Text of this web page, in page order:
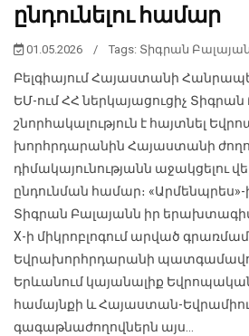
ընդունելու համար
01.05.2026 / Tags: Տիգրան Բալայան
Բելգիայում Հայաստանի
ԵՄ-ում ՀՀ ներկայացուցիչ
շնորհակալություն է հայտնել
խորհրդարանին Հայաստանի
դիմակայունությանն աջակցելու
ընդունման համար։
Տիգրան Բալայանն իր
X-ի միկրոբլոգում արված
Եվրախորհրդարանի
Երևանում կայանալիք
համայնքի և Հայաստան-
գագաթնաժողովներն այս...